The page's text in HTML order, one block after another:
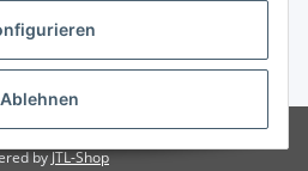
Ablehnen
widerrufen
zzgl.Versand
byJTL-Shop